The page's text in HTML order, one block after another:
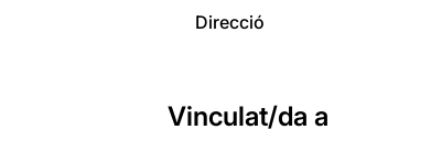
Direcció
Vinculat/da a